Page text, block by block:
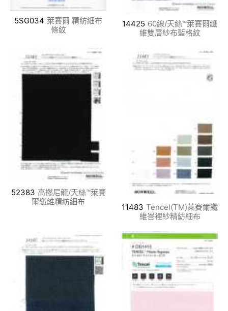
5SG034 萊賽爾 精紡細布
條紋
14425 60線/天絲™萊賽爾纖
維雙層紗布藍格紋
52383 高撚尼龍/天絲™萊賽
爾纖維精紡細布
11483 Tencel(TM)萊賽爾纖
維峇裡紗精紡細布